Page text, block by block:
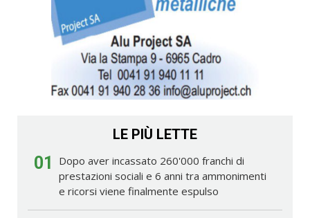
LE PIÙ LETTE
01
Dopo aver incassato 260'000 franchi di
prestazioni sociali e 6 anni tra ammonimenti
e ricorsi viene finalmente espulso